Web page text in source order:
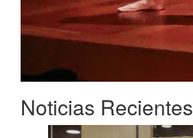
Noticias Recientes